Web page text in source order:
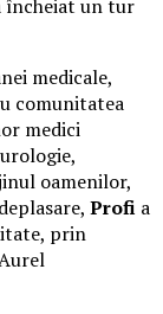
încheiat un tur
medicale,
comunitatea
medici
oamenilor,
Profi a
prin